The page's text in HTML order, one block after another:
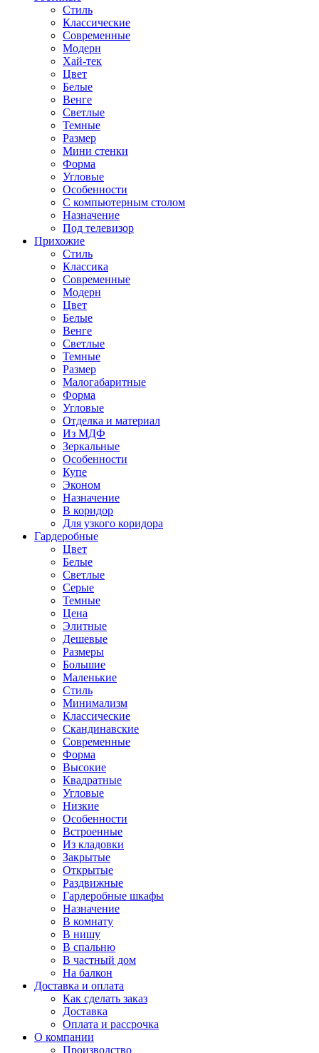
Стиль
Классические
Современные
Модерн
Хай-тек
Цвет
Белые
Венге
Светлые
Темные
Размер
Мини стенки
Форма
Угловые
Особенности
С компьютерным столом
Назначение
Под телевизор
Прихожие
Стиль
Классика
Современные
Модерн
Цвет
Белые
Венге
Светлые
Темные
Размер
Малогабаритные
Форма
Угловые
Отделка и материал
Из МДФ
Зеркальные
Особенности
Купе
Эконом
Назначение
В коридор
Для узкого коридора
Гардеробные
Цвет
Белые
Светлые
Серые
Темные
Цена
Элитные
Дешевые
Размеры
Большие
Маленькие
Стиль
Минимализм
Классические
Скандинавские
Современные
Форма
Высокие
Квадратные
Угловые
Низкие
Особенности
Встроенные
Из кладовки
Закрытые
Открытые
Раздвижные
Гардеробные шкафы
Назначение
В комнату
В нишу
В спальню
В частный дом
На балкон
Доставка и оплата
Как сделать заказ
Доставка
Оплата и рассрочка
О компании
Производство